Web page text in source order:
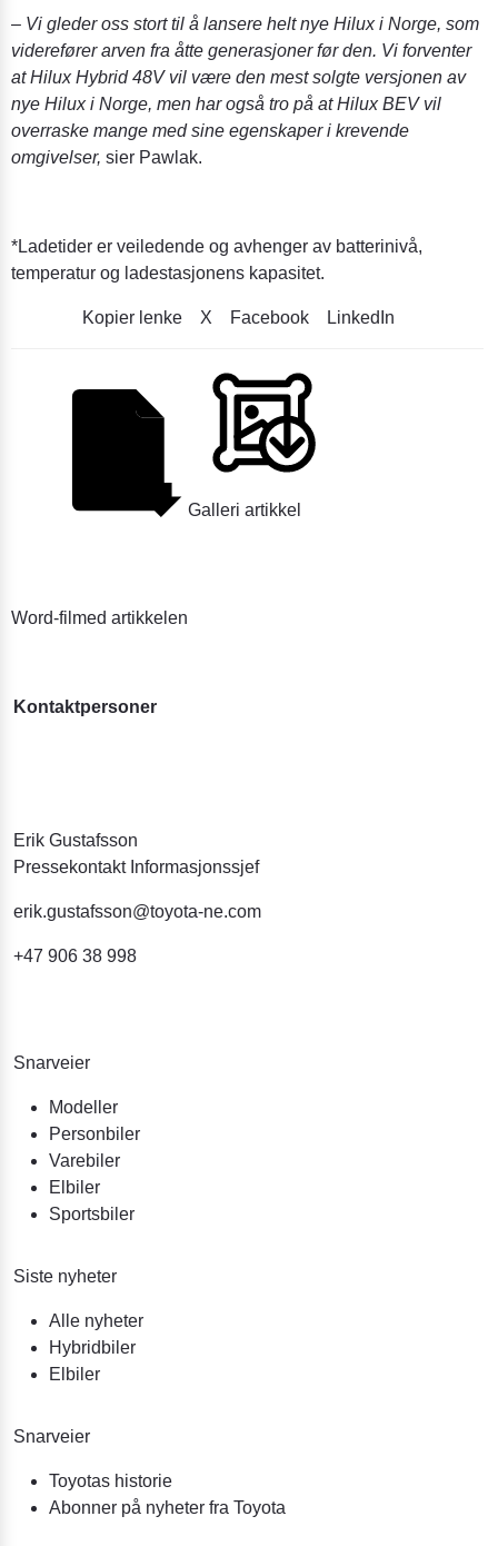
– Vi gleder oss stort til å lansere helt nye Hilux i Norge, som
viderefører arven fra åtte generasjoner før den. Vi forventer
at Hilux Hybrid 48V vil være den mest solgte versjonen av
nye Hilux i Norge, men har også tro på at Hilux BEV vil
overraske mange med sine egenskaper i krevende
omgivelser, sier Pawlak.
*Ladetider er veiledende og avhenger av batterinivå,
temperatur og ladestasjonens kapasitet.
Kopier lenke X Facebook LinkedIn
Word-filmed artikkelen
Galleri artikkel
Kontaktpersoner
Erik Gustafsson
Pressekontakt Informasjonssjef
erik.gustafsson@toyota-ne.com
+47 906 38 998
Snarveier
Modeller
Personbiler
Varebiler
Elbiler
Sportsbiler
Siste nyheter
Alle nyheter
Hybridbiler
Elbiler
Snarveier
Toyotas historie
Abonner på nyheter fra Toyota